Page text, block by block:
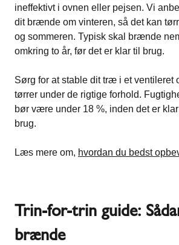
ineffektivt i ovnen eller pejsen. Vi
dit brænde om vinteren, så det kan
og sommeren. Typisk skal brænde
omkring to år, før det er klar til brug.
Sørg for at stable dit træ i et ventileret
tørrer under de rigtige forhold.
bør være under 18 %, inden det er
brug.
Læs mere om, hvordan du bedst
Trin-for-trin guide:
brænde